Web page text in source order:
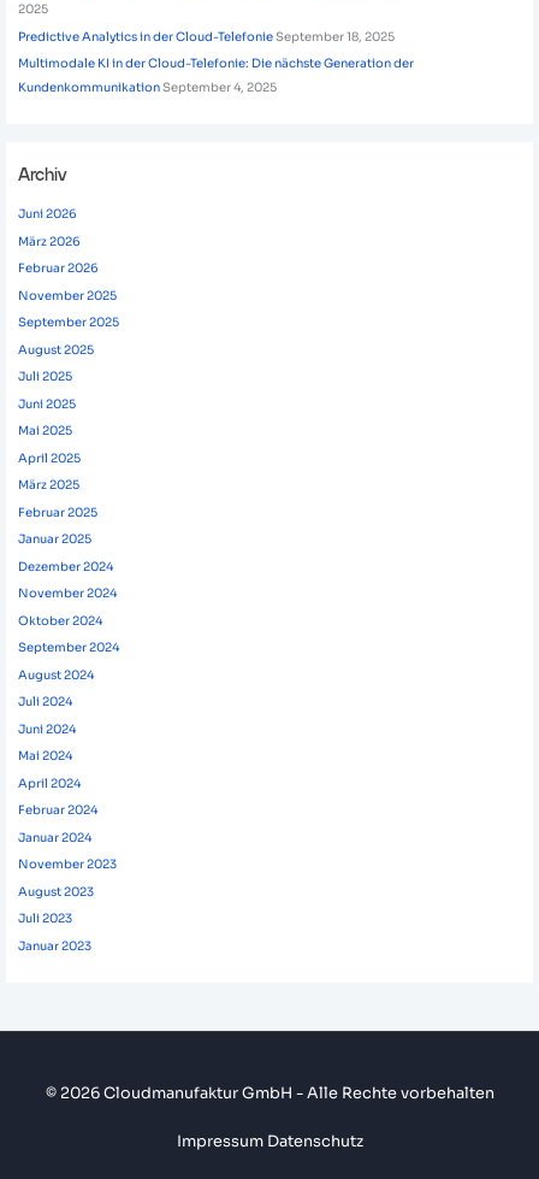
2025
Predictive Analytics in der Cloud-TelefonieSeptember 18, 2025
Multimodale KI in der Cloud-Telefonie: Die nächste Generation der
KundenkommunikationSeptember 4, 2025
Archiv
Juni 2026
März 2026
Februar 2026
November 2025
September 2025
August 2025
Juli 2025
Juni 2025
Mai 2025
April 2025
März 2025
Februar 2025
Januar 2025
Dezember 2024
November 2024
Oktober 2024
September 2024
August 2024
Juli 2024
Juni 2024
Mai 2024
April 2024
Februar 2024
Januar 2024
November 2023
August 2023
Juli 2023
Januar 2023
© 2026 Cloudmanufaktur GmbH - Alle Rechte vorbehalten
Impressum Datenschutz